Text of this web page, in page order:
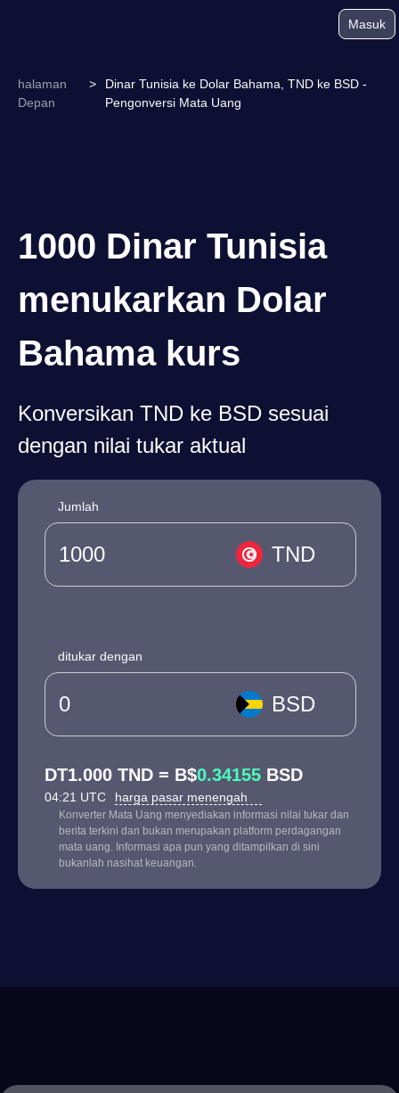
Masuk
halaman
Depan
>
Dinar Tunisia ke Dolar Bahama, TND ke BSD -
Pengonversi Mata Uang
1000 Dinar Tunisia
menukarkan Dolar
Bahama kurs
Konversikan TND ke BSD sesuai
dengan nilai tukar aktual
Jumlah
TND
ditukar dengan
BSD
DT1.000 TND = B$0.34155 BSD
04:21 UTC harga pasar menengah
Konverter Mata Uang menyediakan informasi nilai tukar dan
berita terkini dan bukan merupakan platform perdagangan
mata uang. Informasi apa pun yang ditampilkan di sini
bukanlah nasihat keuangan.